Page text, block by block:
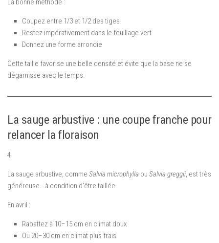
La bonne méthode :
Coupez entre 1/3 et 1/2 des tiges
Restez impérativement dans le feuillage vert
Donnez une forme arrondie
Cette taille favorise une belle densité et évite que la base ne se
dégarnisse avec le temps.
La sauge arbustive : une coupe franche pour
relancer la floraison
4
La sauge arbustive, comme Salvia microphylla ou Salvia greggii, est très
généreuse… à condition d’être taillée.
En avril :
Rabattez à 10–15 cm en climat doux
Ou 20–30 cm en climat plus frais